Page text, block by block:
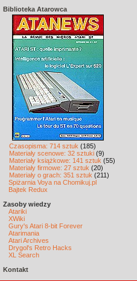
Biblioteka Atarowca
Czasopisma: 714 sztuk (185)
Materiały scenowe: 32 sztuki (9)
Materiały książkowe: 141 sztuk (55)
Materiały firmowe: 27 sztuk (20)
Materiały o grach: 351 sztuk (211)
Spiżarnia Voya na Chomikuj.pl
Bajtek Redux
Zasoby wiedzy
Atariki
XWiki
Gury's Atari 8-bit Forever
Atarimania
Atari Archives
Drygol's Retro Hacks
XL Search
Kontakt